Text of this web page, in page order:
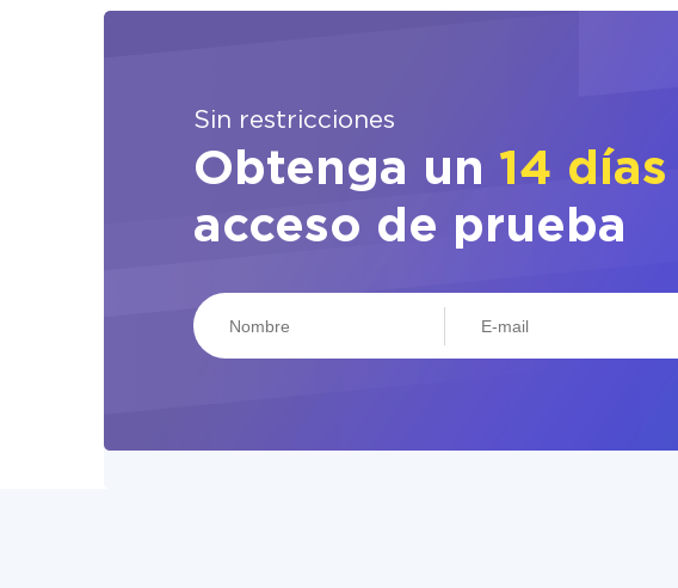
Sin restricciones
Obtenga un 14 días
acceso de prueba